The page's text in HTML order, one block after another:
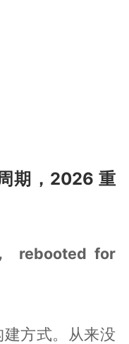
期，2026 重
rebooted for
方式。从来没